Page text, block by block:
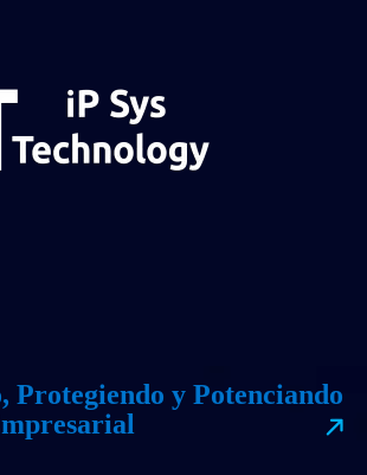
Protegiendo y Potenciando